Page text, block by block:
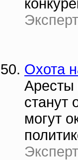
Охота
Аресты
станут
могут